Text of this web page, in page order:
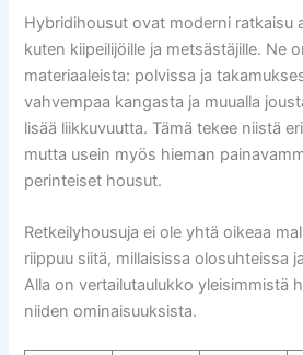
Hybridihousut ovat moderni ratkaisu
kuten kiipeilijöille ja metsästäjille. Ne
materiaaleista: polvissa ja
vahvempaa kangasta ja muualla
lisää liikkuvuutta. Tämä tekee niistä
mutta usein myös hieman
perinteiset housut.
Retkeilyhousuja ei ole yhtä oikeaa
riippuu siitä, millaisissa olosuhteissa
Alla on vertailutaulukko yleisimmistä
niiden ominaisuuksista.